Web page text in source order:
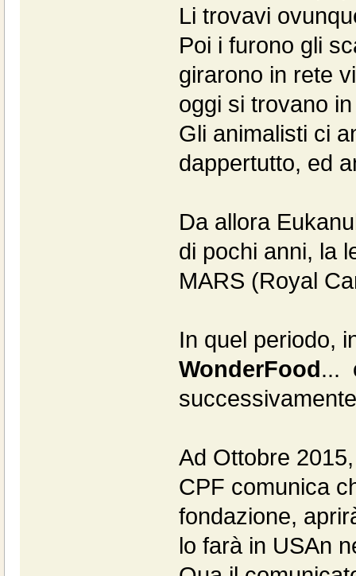
Li trovavi
Poi i furono gli
girarono in rete
oggi si trovano
Gli animalisti ci
dappertutto, ed
Da allora
di pochi anni, la
MARS (Royal
In quel periodo,
WonderFood...
Ad Ottobre
CPF comunica
fondazione,
lo farà in USAn